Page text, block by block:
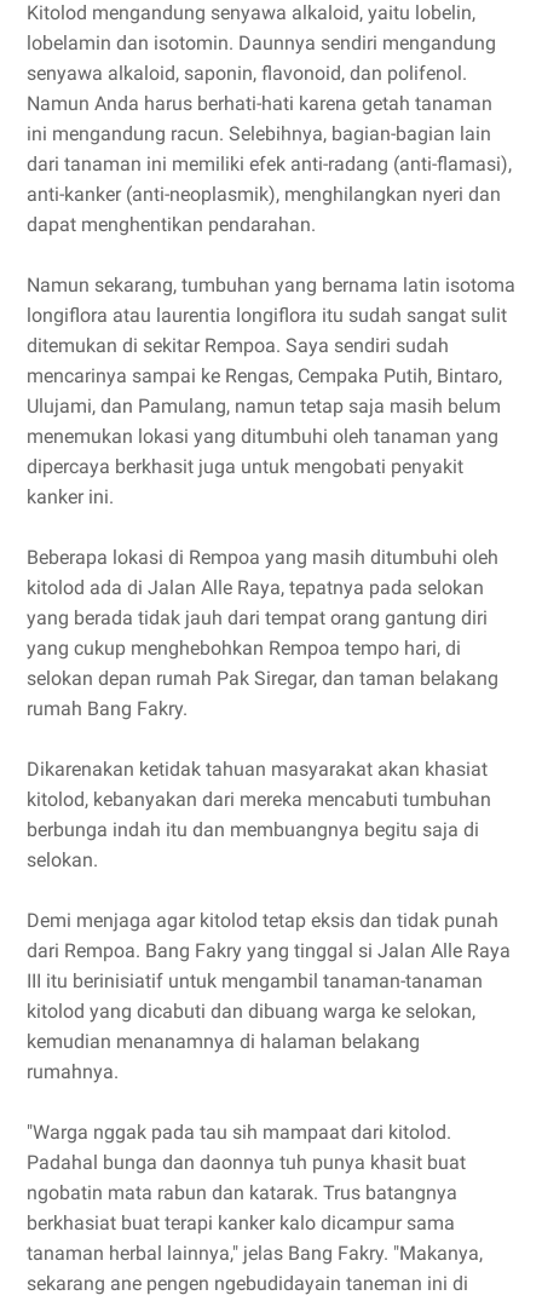
Kitolod mengandung senyawa alkaloid, yaitu lobelin,
lobelamin dan isotomin. Daunnya sendiri mengandung
senyawa alkaloid, saponin, flavonoid, dan polifenol.
Namun Anda harus berhati-hati karena getah tanaman
ini mengandung racun. Selebihnya, bagian-bagian lain
dari tanaman ini memiliki efek anti-radang (anti-flamasi),
anti-kanker (anti-neoplasmik), menghilangkan nyeri dan
dapat menghentikan pendarahan.
Namun sekarang, tumbuhan yang bernama latin isotoma
longiflora atau laurentia longiflora itu sudah sangat sulit
ditemukan di sekitar Rempoa. Saya sendiri sudah
mencarinya sampai ke Rengas, Cempaka Putih, Bintaro,
Ulujami, dan Pamulang, namun tetap saja masih belum
menemukan lokasi yang ditumbuhi oleh tanaman yang
dipercaya berkhasit juga untuk mengobati penyakit
kanker ini.
Beberapa lokasi di Rempoa yang masih ditumbuhi oleh
kitolod ada di Jalan Alle Raya, tepatnya pada selokan
yang berada tidak jauh dari tempat orang gantung diri
yang cukup menghebohkan Rempoa tempo hari, di
selokan depan rumah Pak Siregar, dan taman belakang
rumah Bang Fakry.
Dikarenakan ketidak tahuan masyarakat akan khasiat
kitolod, kebanyakan dari mereka mencabuti tumbuhan
berbunga indah itu dan membuangnya begitu saja di
selokan.
Demi menjaga agar kitolod tetap eksis dan tidak punah
dari Rempoa. Bang Fakry yang tinggal si Jalan Alle Raya
III itu berinisiatif untuk mengambil tanaman-tanaman
kitolod yang dicabuti dan dibuang warga ke selokan,
kemudian menanamnya di halaman belakang
rumahnya.
"Warga nggak pada tau sih mampaat dari kitolod.
Padahal bunga dan daonnya tuh punya khasit buat
ngobatin mata rabun dan katarak. Trus batangnya
berkhasiat buat terapi kanker kalo dicampur sama
tanaman herbal lainnya," jelas Bang Fakry. "Makanya,
sekarang ane pengen ngebudidayain taneman ini di